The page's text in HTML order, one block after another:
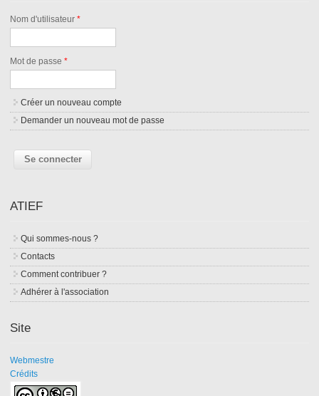
Nom d'utilisateur*
Mot de passe*
Créer un nouveau compte
Demander un nouveau mot de passe
ATIEF
Qui sommes-nous ?
Contacts
Comment contribuer ?
Adhérer à l'association
Site
Webmestre
Crédits